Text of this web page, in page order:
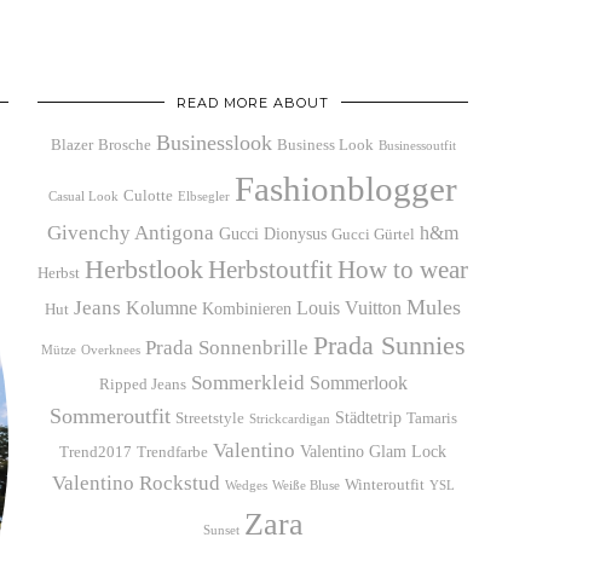
READ MORE ABOUT
Blazer Brosche Businesslook Business Look Businessoutfit
Casual Look Culotte Elbsegler Fashionblogger
Givenchy Antigona Gucci Dionysus Gucci Gürtel h&m
Herbst Herbstlook Herbstoutfit How to wear
Hut Jeans Kolumne Kombinieren Louis Vuitton Mules
Mütze Overknees Prada Sonnenbrille Prada Sunnies
Ripped Jeans Sommerkleid Sommerlook
Sommeroutfit Streetstyle Strickcardigan Städtetrip Tamaris
Trend2017 Trendfarbe Valentino Valentino Glam Lock
Valentino Rockstud Wedges Weiße Bluse Winteroutfit YSL
Sunset Zara